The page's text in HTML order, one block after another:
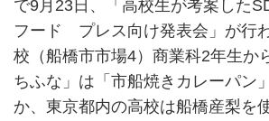
で9月23日、「高校生が考案した
フード プレス向け発表会」が行
校（船橋市市場4）商業科2年生か
ちふな」は「市船焼きカレーパン
か、東京都内の高校は船橋産梨を